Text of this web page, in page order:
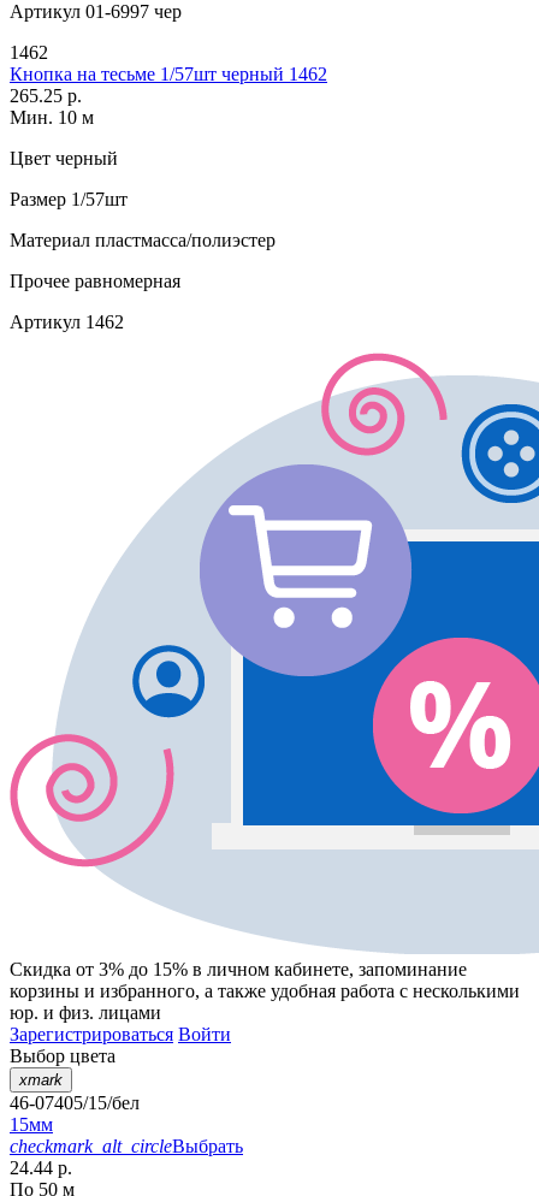
Артикул 01-6997 чер
1462
Кнопка на тесьме 1/57шт черный 1462
265.25 р.
Мин. 10 м
Цвет черный
Размер 1/57шт
Материал пластмасса/полиэстер
Прочее равномерная
Артикул 1462
Скидка от 3% до 15% в личном кабинете, запоминание
корзины и избранного, а также удобная работа с несколькими
юр. и физ. лицами
Зарегистрироваться Войти
Выбор цвета
xmark
46-07405/15/бел
15мм
checkmark_alt_circleВыбрать
24.44 р.
По 50 м